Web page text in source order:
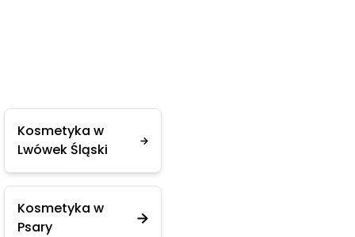
Kosmetyka w
Lwówek Śląski
Kosmetyka w
Psary